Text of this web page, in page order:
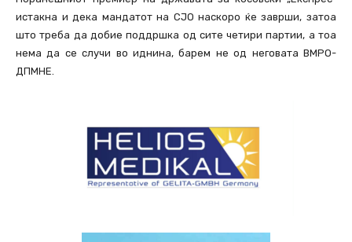
истакна и дека мандатот на СЈО наскоро ќе заврши, затоа
што треба да добие поддршка од сите четири партии, а тоа
нема да се случи во иднина, барем не од неговата ВМРО-
ДПМНЕ.